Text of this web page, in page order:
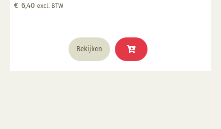
€ 6,40 excl. BTW
Bekijken